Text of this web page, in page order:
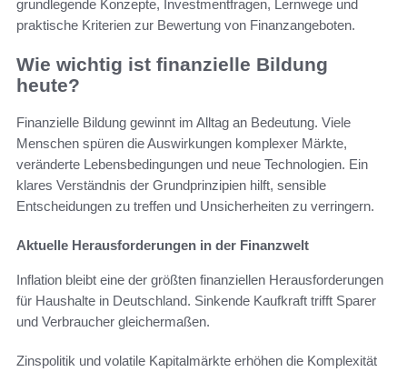
grundlegende Konzepte, Investmentfragen, Lernwege und
praktische Kriterien zur Bewertung von Finanzangeboten.
Wie wichtig ist finanzielle Bildung
heute?
Finanzielle Bildung gewinnt im Alltag an Bedeutung. Viele
Menschen spüren die Auswirkungen komplexer Märkte,
veränderte Lebensbedingungen und neue Technologien. Ein
klares Verständnis der Grundprinzipien hilft, sensible
Entscheidungen zu treffen und Unsicherheiten zu verringern.
Aktuelle Herausforderungen in der Finanzwelt
Inflation bleibt eine der größten finanziellen Herausforderungen
für Haushalte in Deutschland. Sinkende Kaufkraft trifft Sparer
und Verbraucher gleichermaßen.
Zinspolitik und volatile Kapitalmärkte erhöhen die Komplexität